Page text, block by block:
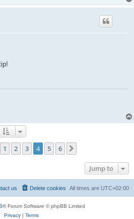
Previous
1 2 3 4 5 6
Jump to
All times are UTC+02:00
Delete cookies
us
® Forum Software © phpBB Limited
Privacy| Terms